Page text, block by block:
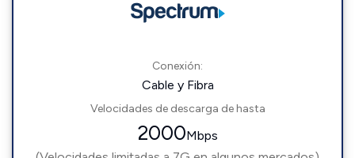
Conexión:
Cable y Fibra
Velocidades de descarga de hasta
2000Mbps